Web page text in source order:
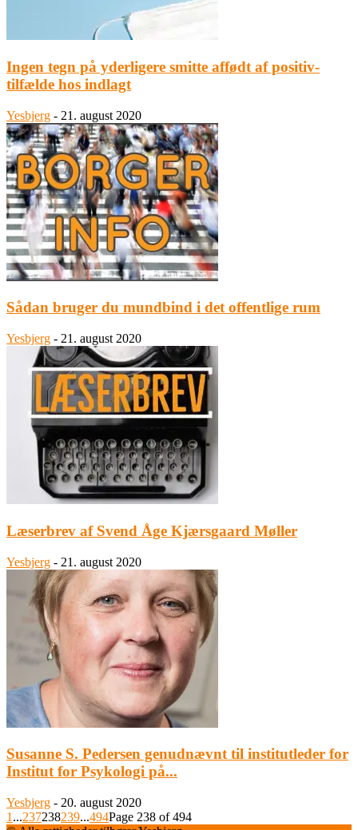
Ingen tegn på yderligere smitte affødt af positiv-
tilfælde hos indlagt
Yesbjerg - 21. august 2020
Sådan bruger du mundbind i det offentlige rum
Yesbjerg - 21. august 2020
Læserbrev af Svend Åge Kjærsgaard Møller
Yesbjerg - 21. august 2020
Susanne S. Pedersen genudnævnt til institutleder for
Institut for Psykologi på...
Yesbjerg - 20. august 2020
1 ...237238239...494Page 238 of 494